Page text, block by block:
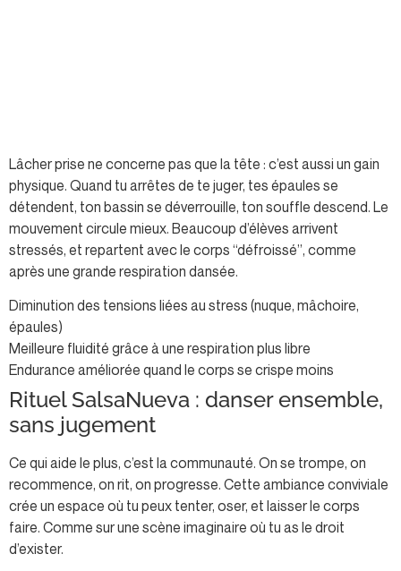
Lâcher prise ne concerne pas que la tête : c’est aussi un gain
physique. Quand tu arrêtes de te juger, tes épaules se
détendent, ton bassin se déverrouille, ton souffle descend. Le
mouvement circule mieux. Beaucoup d’élèves arrivent
stressés, et repartent avec le corps “défroissé”, comme
après une grande respiration dansée.
Diminution des tensions liées au stress (nuque, mâchoire,
épaules)
Meilleure fluidité grâce à une respiration plus libre
Endurance améliorée quand le corps se crispe moins
Rituel SalsaNueva : danser ensemble,
sans jugement
Ce qui aide le plus, c’est la communauté. On se trompe, on
recommence, on rit, on progresse. Cette ambiance conviviale
crée un espace où tu peux tenter, oser, et laisser le corps
faire. Comme sur une scène imaginaire où tu as le droit
d’exister.